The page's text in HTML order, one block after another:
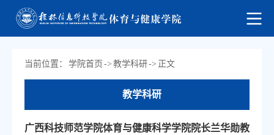
当前位置： 学院首页 -> 教学科研-> 正文
教学科研
广西科技师范学院体育与健康科学学院院长兰华勋教